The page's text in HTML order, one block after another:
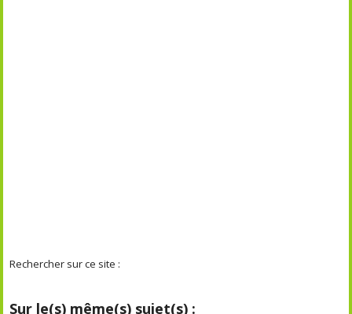
Rechercher sur ce site :
Sur le(s) même(s) sujet(s) :